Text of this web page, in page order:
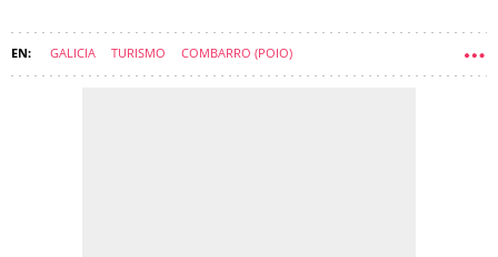
GALICIA TURISMO COMBARRO (POIO)